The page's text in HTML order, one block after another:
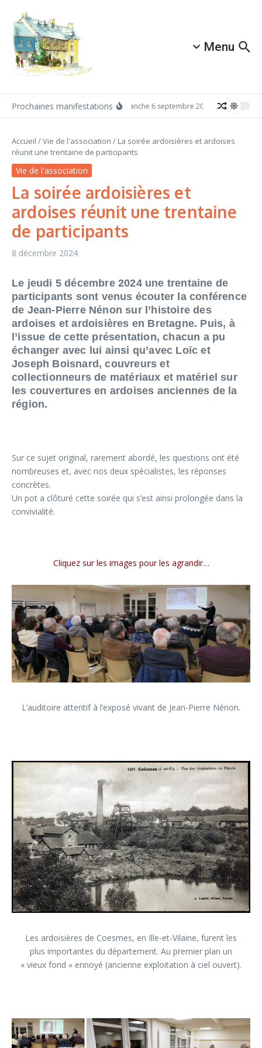
Menu
Prochaines manifestations Dimanche 6 septembre 2026: Redécouvrez
Accueil /Vie de l'association / La soirée ardoisières et ardoises
réunit une trentaine de participants
Vie de l'association
La soirée ardoisières et
ardoises réunit une trentaine
de participants
8 décembre 2024
Le jeudi 5 décembre 2024 une trentaine de
participants sont venus écouter la conférence
de Jean-Pierre Nénon sur l’histoire des
ardoises et ardoisières en Bretagne. Puis, à
l’issue de cette présentation, chacun a pu
échanger avec lui ainsi qu’avec Loïc et
Joseph Boisnard, couvreurs et
collectionneurs de matériaux et matériel sur
les couvertures en ardoises anciennes de la
région.
Sur ce sujet original, rarement abordé, les questions ont été
nombreuses et, avec nos deux spécialistes, les réponses
concrètes.
Un pot a clôturé cette soirée qui s’est ainsi prolongée dans la
convivialité.
Cliquez sur les images pour les agrandir…
L’auditoire attentif à l’exposé vivant de Jean-Pierre Nénon.
Les ardoisières de Coesmes, en Ille-et-Vilaine, furent les
plus importantes du département. Au premier plan un
« vieux fond » ennoyé (ancienne exploitation à ciel ouvert).